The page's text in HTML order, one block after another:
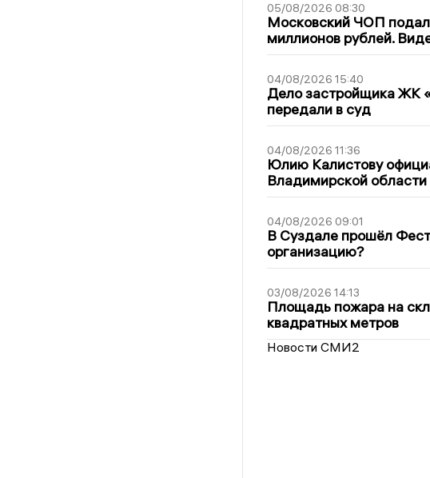
05/08/2026 08:30
Московский ЧОП
миллионов рублей.
04/08/2026 15:40
Дело застройщика ЖК
передали в суд
04/08/2026 11:36
Юлию Калистову
Владимирской области
04/08/2026 09:01
В Суздале прошёл
организацию?
03/08/2026 14:13
Площадь пожара на
квадратных метров
Новости СМИ2